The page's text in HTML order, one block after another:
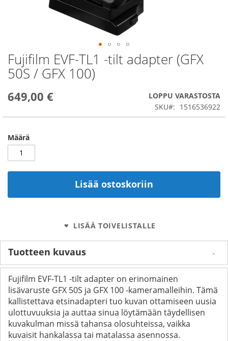
Fujifilm EVF-TL1 -tilt adapter (GFX
50S / GFX 100)
649,00 €
LOPPU VARASTOSTA
SKU
1516536922
Määrä
Lisää ostoskoriin
LISÄÄ TOIVELISTALLE
Skip
to
the
of
Tuotteen kuvaus
Fujifilm EVF-TL1 -tilt adapter on erinomainen
lisävaruste GFX 50S ja GFX 100 -kameramalleihin. Tämä
kallistettava etsinadapteri tuo kuvan ottamiseen uusia
ulottuvuuksia ja auttaa sinua löytämään täydellisen
kuvakulman missä tahansa olosuhteissa, vaikka
kuvaisit hankalassa tai matalassa asennossa.